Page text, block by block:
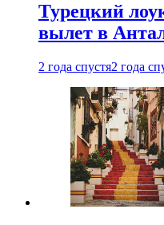
Турецкий
вылет в
2 года спустя2 года